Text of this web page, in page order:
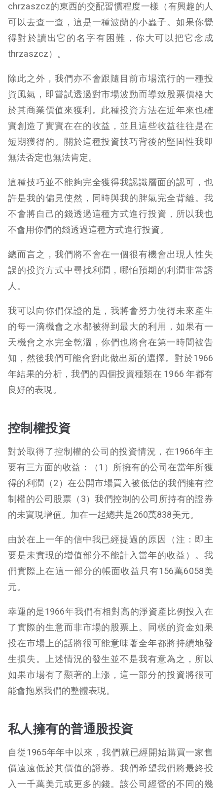
chrzaszcz的東西的交配習慣程度一樣（有興趣的人
可以去查一查，這是一種波蘭的小蟲子。如果你覺
得對於讀出它的名字有困難，你大可以把它念成
thrzaszcz）。
除此之外，我們亦不會跟隨目前市場流行的一種投
資風氣，即嘗試透過對市場波動而導致股票價格大
於其商業價值來獲利。此種投資方法在近年來也確
實創造了實實在在的收益，並且這些收益往往是在
短期獲得的。關於這種投資技巧背後的堅固性我即
無法否定也無法肯定。
這種技巧並不能夠完全獲得我認識層面的認可，也
許是我的偏見使然，同時與我的脾氣完全背離。我
不會將自己的錢透過這種方式進行投資，所以我也
不會用你們的錢透過這種方式進行投資。
總而言之，我們將不會在一個很有機會出現人性失
誤的投資方式中尋找利潤，哪怕預期的利潤非常誘
人。
我可以向你們保證的是，我將會努力使得未來產生
的每一滴機會之水都被得到最大的利用，如果有一
天機會之水完全乾涸，你們也將會在第一時間被告
知，然後我們可能會對此做出新的選擇。對於1966
年結果的分析，我們的四個投資種類在 1966 年都有
良好的表現。
控制權投資
對於取得了控制權的公司的投資情況，在1966年主
要有三方面的收益：（1）所擁有的公司在當年所獲
得的利潤（2）在公開市場買入被低估的我們擁有控
制權的公司股票（3）我們控制的公司所持有的證券
的未實現增值。加在一起總共是260萬838美元。
由於在上一年的信中我已經提過的原因（注：即主
要是未實現的增值部分不能計入當年的收益）。我
們實際上在這一部分的帳面收益只有156萬6058美
元。
幸運的是1966年我們有相對高的淨資產比例投入在
了實際的生意而非市場的股票上。同樣的資金如果
投在市場上的話將很可能意味著全年都將持續地發
生損失。上述情況的發生並不是我有意為之，所以
如果市場有了顯著的上漲，這一部分的投資將很可
能會拖累我們的整體表現。
私人擁有的普通股投資
自從1965年年中以來，我們就已經開始購買一家售
價遠遠低於其價值的證券。我們希望我們將最終投
入一千萬美元或更多的錢。該公司經營的不同的幾